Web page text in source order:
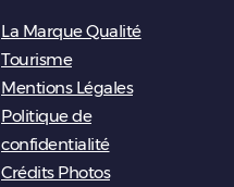
La Marque Qualité
Tourisme
Mentions Légales
Politique de
confidentialité
Crédits Photos